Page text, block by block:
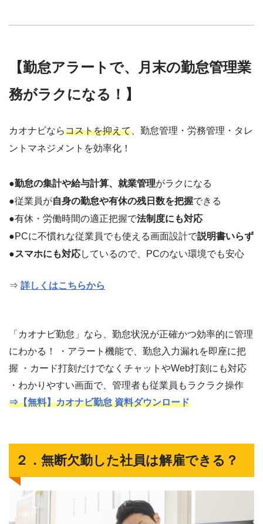
【勤怠アラートで、月末の勤怠管理業
務がラクになる！】
カオナビならコストを抑えて 、勤怠管理・労務管理・タレ
ントマネジメントを効率化！
●勤怠の集計や給与計算、就業管理がラクになる
●従業員が自身の勤怠や有休の残日数を把握できる
●有休・労働時間の適正把握で法制度にも対応
●PCに不慣れな従業員でも使える画面設計で説明書いらず
●スマホにも対応しているので、PCのない環境でも安心
⇒ 詳しくはこちらから
「カオナビ勤怠」なら、勤怠状況が正確かつ効率的に管理
にわかる！ ・アラート機能で、勤怠入力漏れを即座に把
握 ・カード打刻だけでなくチャットやWeb打刻にも対応
・わかりやすい画面で、管理者も従業員もラクラク操作
⇒【無料】カオナビ勤怠 資料ダウンロード
２．無断欠勤した社員は解雇できる？